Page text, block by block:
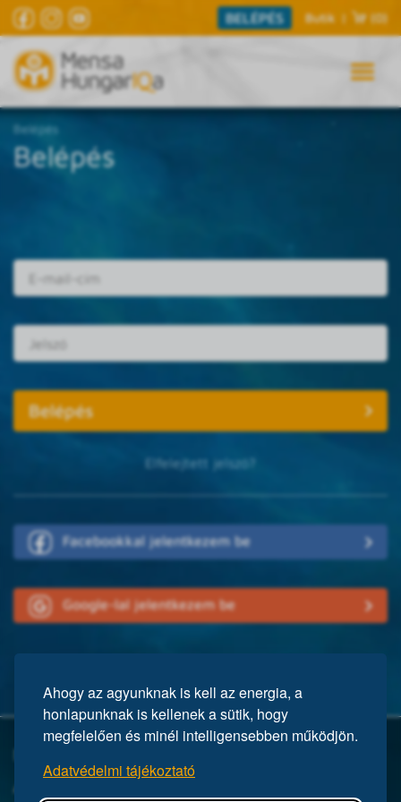
Ahogy az agyunknak is kell az energia, a
honlapunknak is kellenek a sütik, hogy
megfelelően és minél intelligensebben működjön.
Adatvédelmi tájékoztató
BELÉPÉS Butik | (0)
Belépés
Belépés
Elfelejtett jelszó?
Facebookkal jelentkezem be
Google-lal jelentkezem be
A Mensa egy nemzetközi egyesület, közel 150 ezer taggal a világ